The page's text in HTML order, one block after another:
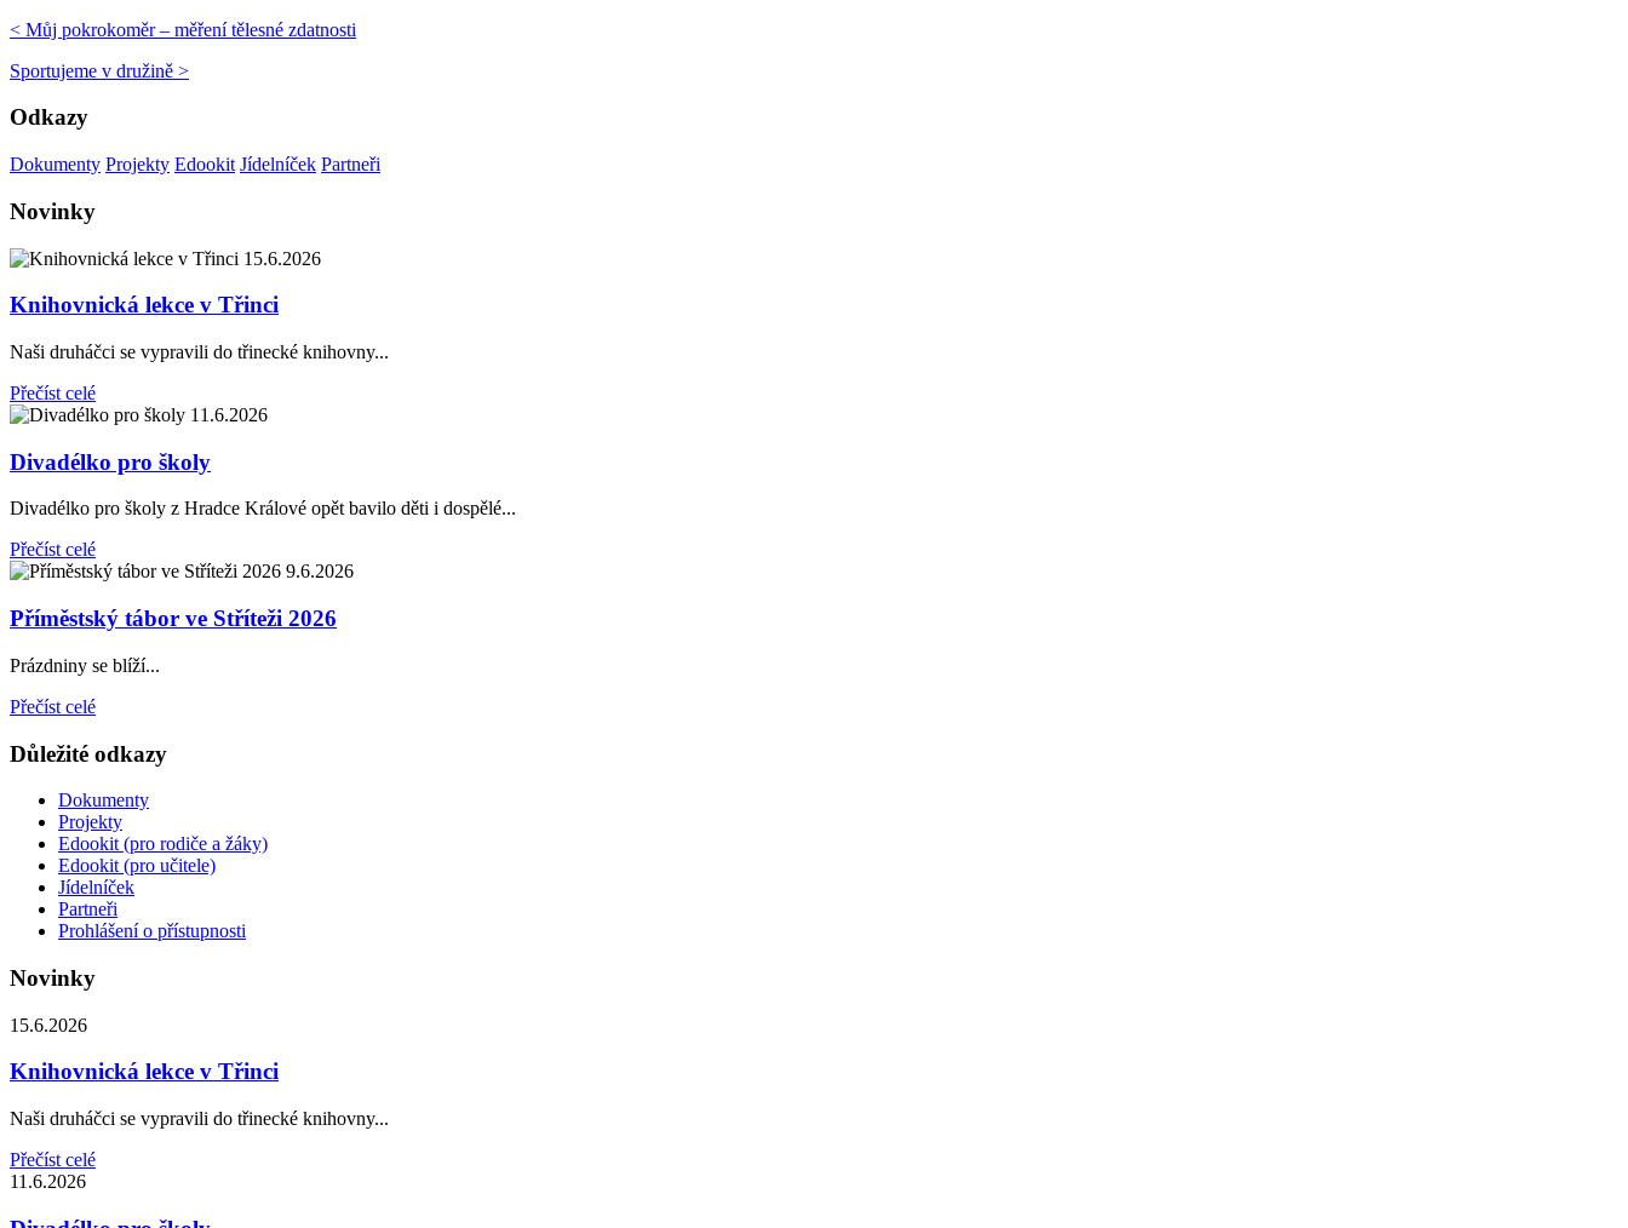
< Můj pokrokoměr – měření tělesné zdatnosti
Sportujeme v družině >
Odkazy
Dokumenty Projekty Edookit Jídelníček Partneři
Novinky
15.6.2026
Knihovnická lekce v Třinci
Naši druháčci se vypravili do třinecké knihovny...
Přečíst celé
11.6.2026
Divadélko pro školy
Divadélko pro školy z Hradce Králové opět bavilo děti i dospělé...
Přečíst celé
9.6.2026
Příměstský tábor ve Stříteži 2026
Prázdniny se blíží...
Přečíst celé
Důležité odkazy
Dokumenty
Projekty
Edookit (pro rodiče a žáky)
Edookit (pro učitele)
Jídelníček
Partneři
Prohlášení o přístupnosti
Novinky
15.6.2026
Knihovnická lekce v Třinci
Naši druháčci se vypravili do třinecké knihovny...
Přečíst celé
11.6.2026